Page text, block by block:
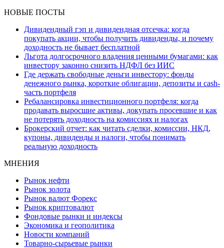
НОВЫЕ ПОСТЫ
Дивидендный гэп и дивидендная отсечка: когда
покупать акции, чтобы получить дивиденды, и почему
доходность не бывает бесплатной
Льгота долгосрочного владения ценными бумагами: как
инвестору законно снизить НДФЛ без ИИС
Где держать свободные деньги инвестору: фонды
денежного рынка, короткие облигации, депозиты и cash-
часть портфеля
Ребалансировка инвестиционного портфеля: когда
продавать выросшие активы, докупать просевшие и как
не потерять доходность на комиссиях и налогах
Брокерский отчет: как читать сделки, комиссии, НКД,
купоны, дивиденды и налоги, чтобы понимать
реальную доходность
МНЕНИЯ
Рынок нефти
Рынок золота
Рынок валют Форекс
Рынок криптовалют
Фондовые рынки и индексы
Экономика и геополитика
Новости компаний
Товарно-сырьевые рынки